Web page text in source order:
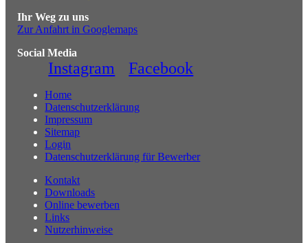
Ihr Weg zu uns
Zur Anfahrt in Googlemaps
Social Media
Instagram Facebook
Home
Datenschutzerklärung
Impressum
Sitemap
Login
Datenschutzerklärung für Bewerber
Kontakt
Downloads
Online bewerben
Links
Nutzerhinweise